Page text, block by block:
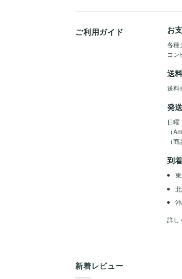
ご利用ガイド お
各種
コン
送
送料
発
日曜
（
（
到
詳し
新着レビュー